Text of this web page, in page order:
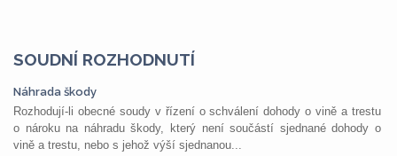
SOUDNÍ ROZHODNUTÍ
Náhrada škody
Rozhodují-li obecné soudy v řízení o schválení dohody o vině a trestu
o nároku na náhradu škody, který není součástí sjednané dohody o
vině a trestu, nebo s jehož výší sjednanou...